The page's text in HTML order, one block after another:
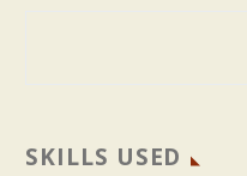
SKILLS USED